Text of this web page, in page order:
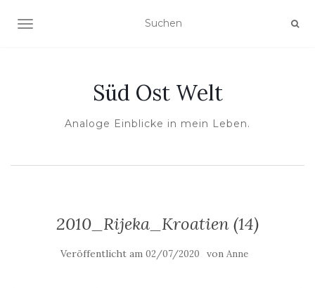
NAVIGATION UMSCHALTEN
Süd Ost Welt
Analoge Einblicke in mein Leben.
2010_Rijeka_Kroatien (14)
Veröffentlicht am 02/07/2020 von Anne